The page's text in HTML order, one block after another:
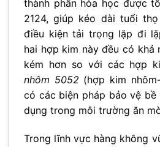
thành phần hóa học được
2124, giúp kéo dài tuổi
điều kiện tải trọng lặp đi
hai hợp kim này đều có khả
kém hơn so với các hợp
nhôm 5052 (hợp kim
có các biện pháp bảo vệ
dụng trong môi trường ăn
Trong lĩnh vực hàng không